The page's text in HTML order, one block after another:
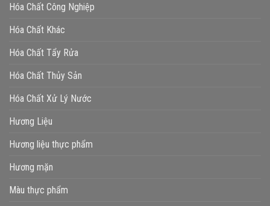
Hóa Chất Công Nghiệp
Hóa Chất Khác
Hóa Chất Tẩy Rửa
Hóa Chất Thủy Sản
Hóa Chất Xử Lý Nước
Hương Liệu
Hương liệu thực phẩm
Hương mặn
Màu thực phẩm